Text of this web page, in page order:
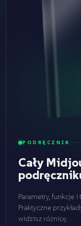
PODRĘCZNIK
Cały
Parametry, funkcje
Praktyczne
widzisz różnicę.